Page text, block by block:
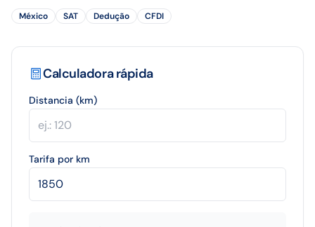
México SAT Dedução CFDI
Calculadora rápida
Distancia (km)
Tarifa por km